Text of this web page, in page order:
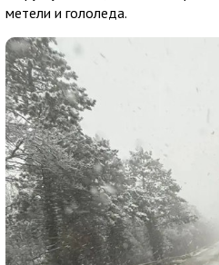
метели и гололеда.